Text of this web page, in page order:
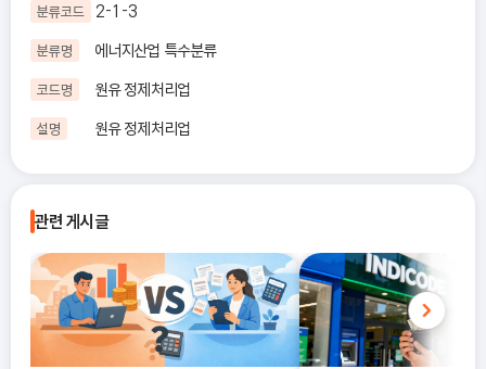
분류코드 2-1-3
분류명 에너지산업 특수분류
코드명 원유 정제처리업
설명 원유 정제처리업
관련 게시글